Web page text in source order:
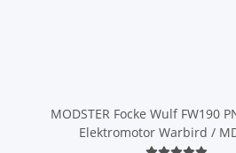
MODSTER Focke Wulf FW190
Elektromotor Warbird /